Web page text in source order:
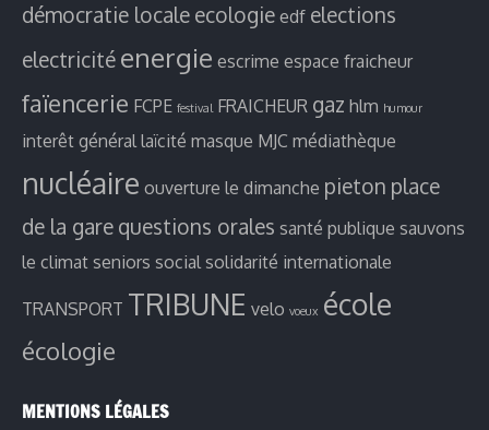
démocratie locale ecologie edf elections
electricité energie escrime espace fraicheur
faïencerie FCPE festival FRAICHEUR gaz hlm humour
interêt général laïcité masque MJC médiathèque
nucléaire ouverture le dimanche pieton place
de la gare questions orales santé publique sauvons
le climat seniors social solidarité internationale
TRANSPORT TRIBUNE velo voeux école
écologie
MENTIONS LÉGALES